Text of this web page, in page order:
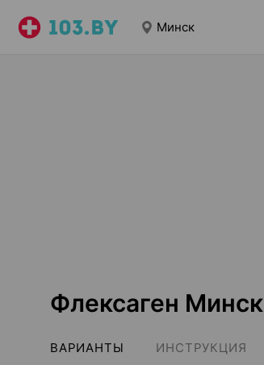
Минск
Флексаген Минск
ВАРИАНТЫ ИНСТРУКЦИЯ